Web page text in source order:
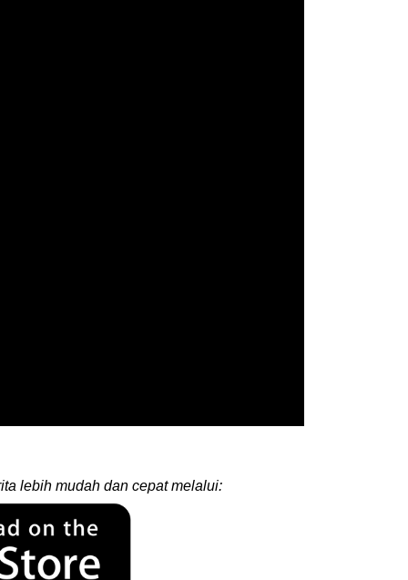
lebih mudah dan cepat melalui: